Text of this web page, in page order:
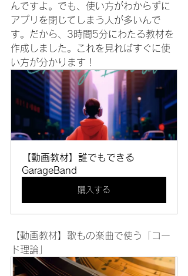
んですよ。でも、使い方がわからずに
アプリを閉じてしまう人が多いんで
す。だから、3時間5分にわたる教材を
作成しました。これを見ればすぐに使
い方が分かります！
【動画教材】誰でもできる
GarageBand
購入する
【動画教材】歌もの楽曲で使う「コー
ド理論」